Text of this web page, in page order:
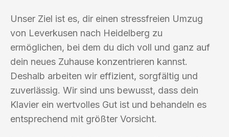
Unser Ziel ist es, dir einen stressfreien Umzug
von Leverkusen nach Heidelberg zu
ermöglichen, bei dem du dich voll und ganz auf
dein neues Zuhause konzentrieren kannst.
Deshalb arbeiten wir effizient, sorgfältig und
zuverlässig. Wir sind uns bewusst, dass dein
Klavier ein wertvolles Gut ist und behandeln es
entsprechend mit größter Vorsicht.